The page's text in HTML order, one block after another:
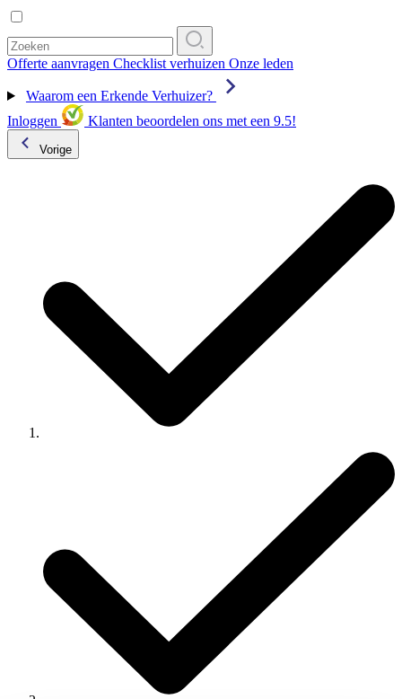
Offerte aanvragen Checklist verhuizen Onze leden
Waarom een Erkende Verhuizer?
Inloggen
Klanten beoordelen ons met een 9.5!
Vorige